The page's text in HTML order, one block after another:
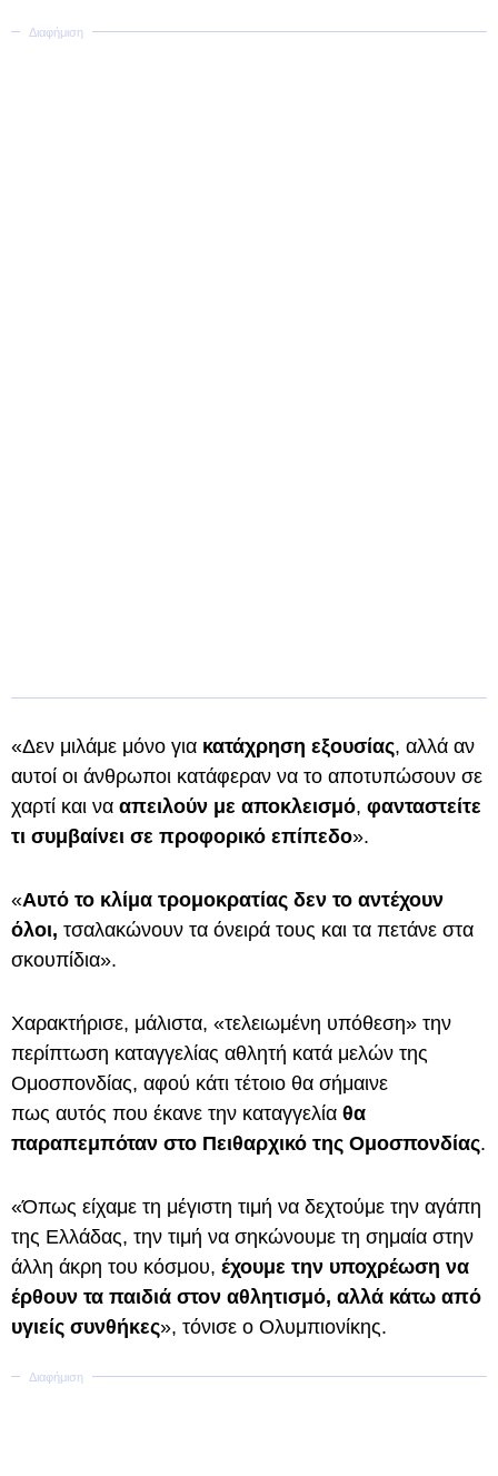
«Δεν μιλάμε μόνο για κατάχρηση εξουσίας, αλλά αν
αυτοί οι άνθρωποι κατάφεραν να το αποτυπώσουν σε
χαρτί και να απειλούν με αποκλεισμό, φανταστείτε
τι συμβαίνει σε προφορικό επίπεδο».
«Αυτό το κλίμα τρομοκρατίας δεν το αντέχουν
όλοι, τσαλακώνουν τα όνειρά τους και τα πετάνε στα
σκουπίδια».
Χαρακτήρισε, μάλιστα, «τελειωμένη υπόθεση» την
περίπτωση καταγγελίας αθλητή κατά μελών της
Ομοσπονδίας, αφού κάτι τέτοιο θα σήμαινε
πως αυτός που έκανε την καταγγελία θα
παραπεμπόταν στο Πειθαρχικό της Ομοσπονδίας.
«Όπως είχαμε τη μέγιστη τιμή να δεχτούμε την αγάπη
της Ελλάδας, την τιμή να σηκώνουμε τη σημαία στην
άλλη άκρη του κόσμου, έχουμε την υποχρέωση να
έρθουν τα παιδιά στον αθλητισμό, αλλά κάτω από
υγιείς συνθήκες», τόνισε ο Ολυμπιονίκης.